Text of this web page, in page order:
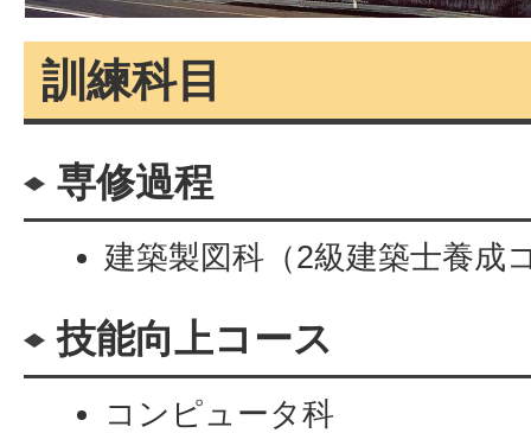
訓練科目
専修過程
建築製図科（2級建築士養成
技能向上コース
コンピュータ科